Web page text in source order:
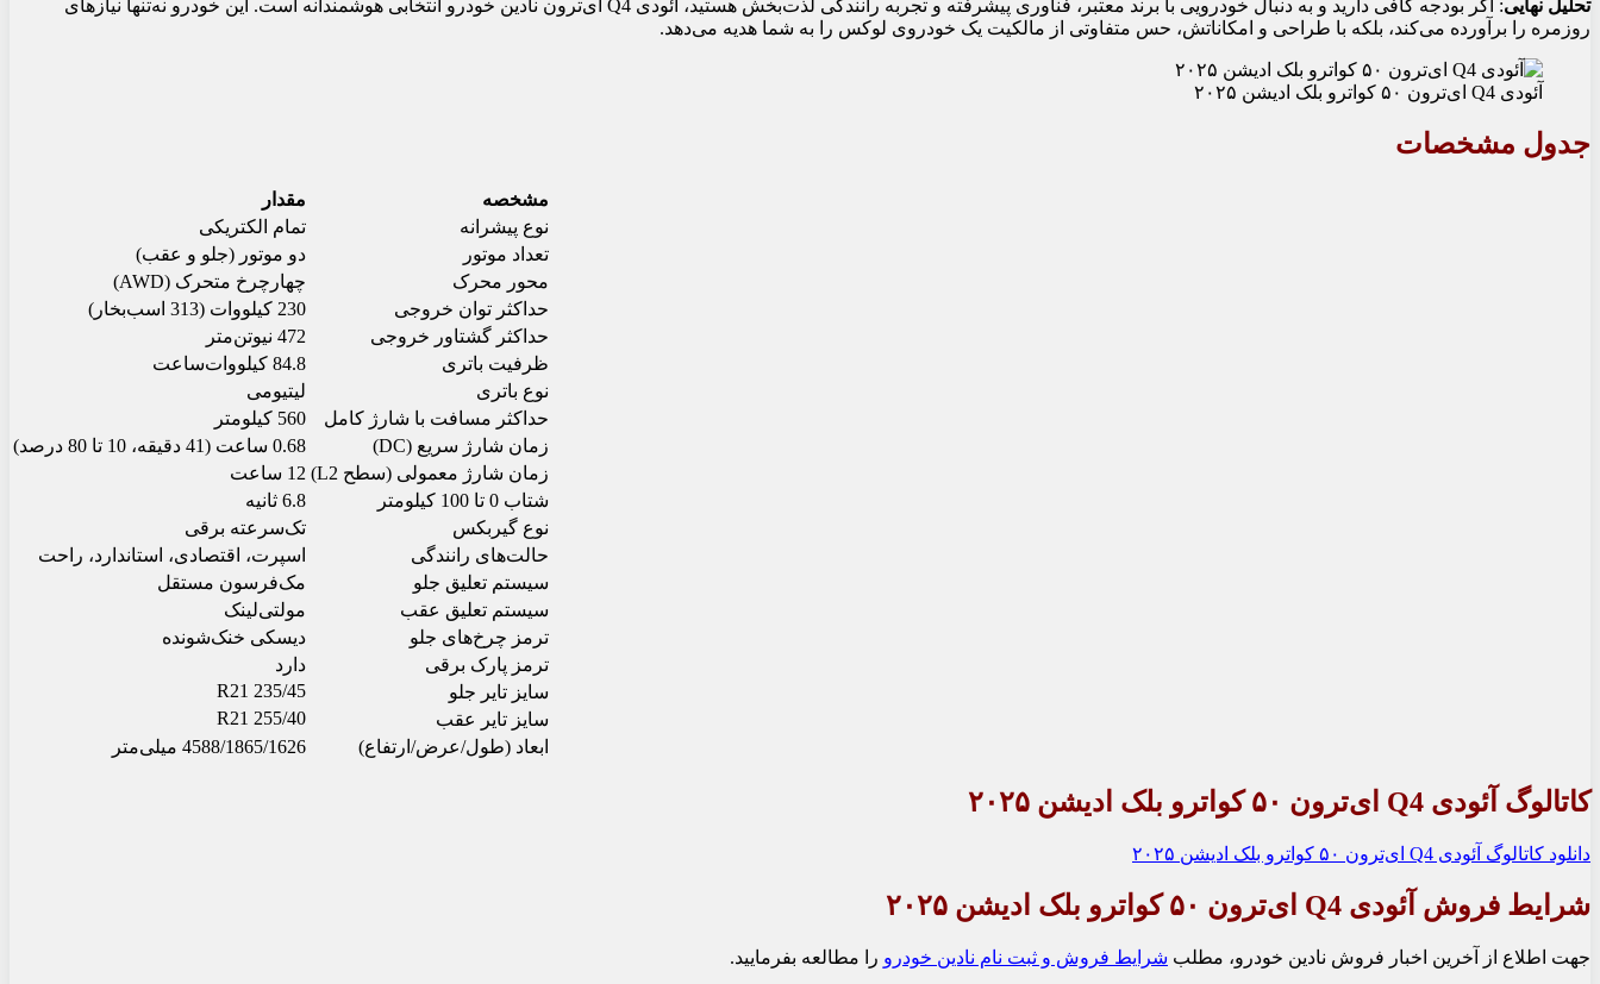
تحلیل نهایی
: اگر بودجه کافی دارید و به دنبال خودرویی با برند معتبر، فناوری پیشرفته و تجربه رانندگی لذت‌بخش هستید، آئودی Q4 ای‌ترون نادین خودرو انتخابی هوشمندانه است. این خودرو نه‌تنها نیازهای
روزمره را برآورده می‌کند، بلکه با طراحی و امکاناتش، حس متفاوتی از مالکیت یک خودروی لوکس را به شما هدیه می‌دهد.
آئودی Q4 ای‌ترون ۵۰ کواترو بلک ادیشن ۲۰۲۵
جدول مشخصات
مشخصه
مقدار
نوع پیشرانه
تمام الکتریکی
تعداد موتور
دو موتور (جلو و عقب)
محور محرک
چهارچرخ متحرک (AWD)
حداکثر توان خروجی
230 کیلووات (313 اسب‌بخار)
حداکثر گشتاور خروجی
472 نیوتن‌متر
ظرفیت باتری
84.8 کیلووات‌ساعت
نوع باتری
لیتیومی
حداکثر مسافت با شارژ کامل
560 کیلومتر
زمان شارژ سریع (DC)
0.68 ساعت (41 دقیقه، 10 تا 80 درصد)
زمان شارژ معمولی (سطح L2)
12 ساعت
شتاب 0 تا 100 کیلومتر
6.8 ثانیه
نوع گیربکس
تک‌سرعته برقی
حالت‌های رانندگی
اسپرت، اقتصادی، استاندارد، راحت
سیستم تعلیق جلو
مک‌فرسون مستقل
سیستم تعلیق عقب
مولتی‌لینک
ترمز چرخ‌های جلو
دیسکی خنک‌شونده
ترمز پارک برقی
دارد
سایز تایر جلو
235/45 R21
سایز تایر عقب
255/40 R21
ابعاد (طول/عرض/ارتفاع)
4588/1865/1626 میلی‌متر
کاتالوگ آئودی Q4 ای‌ترون ۵۰ کواترو بلک ادیشن ۲۰۲۵
دانلود کاتالوگ آئودی Q4 ای‌ترون ۵۰ کواترو بلک ادیشن ۲۰۲۵
شرایط فروش آئودی Q4 ای‌ترون ۵۰ کواترو بلک ادیشن ۲۰۲۵
جهت اطلاع از آخرین اخبار فروش نادین خودرو، مطلب شرایط فروش و ثبت نام نادین خودرو را مطالعه بفرمایید.